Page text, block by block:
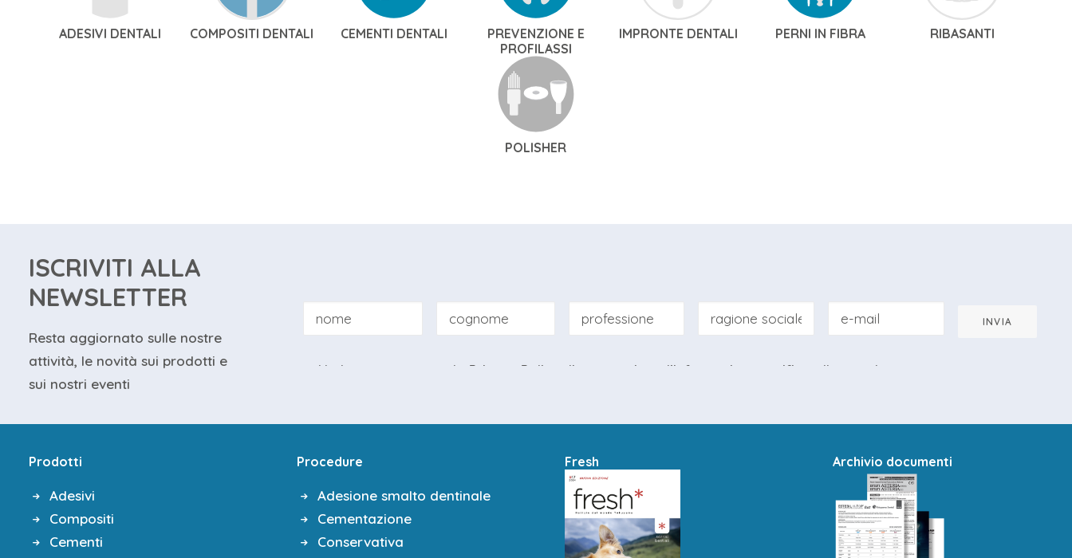
ADESIVI DENTALI COMPOSITI DENTALI CEMENTI DENTALI
PREVENZIONE E
PROFILASSI
IMPRONTE DENTALI PERNI IN FIBRA RIBASANTI
POLISHER
ISCRIVITI ALLA
NEWSLETTER
Resta aggiornato sulle nostre
attività, le novità sui prodotti e
sui nostri eventi
Ho letto e accettato la Privacy Policy di questo sito e l'informativa specifica alla newsletter.
INVIA
Prodotti
Adesivi
Compositi
Cementi
Procedure
Adesione smalto dentinale
Cementazione
Conservativa
Fresh Archivio documenti